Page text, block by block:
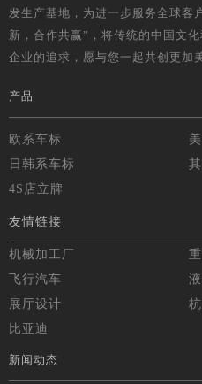
发生产基地，为进一步服务全球客
新，合作共赢”，将传统的中国文
企业的追求，愿与您一起共创更加
产品
欧系车标
日韩系车标
4S店立牌
友情链接
机械加工厂
飞行汽车
展厅设计
比亚迪
新闻动态